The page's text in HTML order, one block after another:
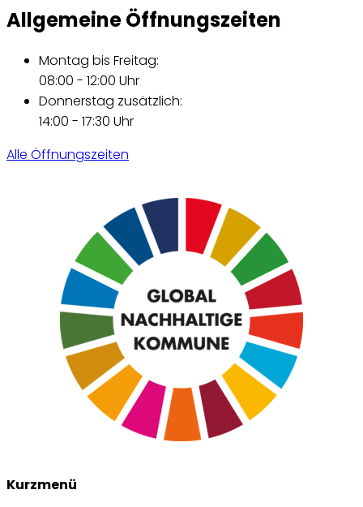
Allgemeine Öffnungszeiten
Montag bis Freitag:
08:00 - 12:00 Uhr
Donnerstag zusätzlich:
14:00 - 17:30 Uhr
Alle Öffnungszeiten
Kurzmenü